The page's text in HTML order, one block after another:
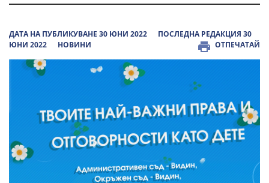
ДАТА НА ПУБЛИКУВАНЕ 30 ЮНИ 2022
ПОСЛЕДНА РЕДАКЦИЯ 30
ЮНИ 2022
НОВИНИ ОТПЕЧАТАЙ